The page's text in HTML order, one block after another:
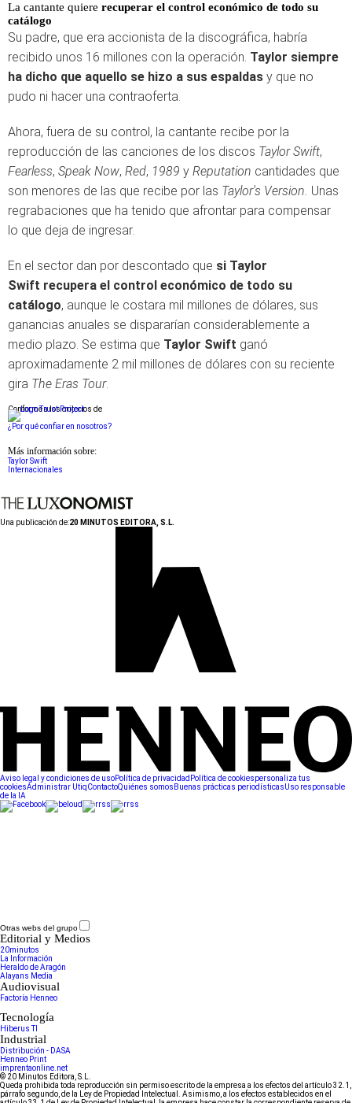
La cantante quiere recuperar el control económico de todo su
catálogo
Su padre, que era accionista de la discográfica, habría
recibido unos 16 millones con la operación. Taylor siempre
ha dicho que aquello se hizo a sus espaldas y que no
pudo ni hacer una contraoferta.
Ahora, fuera de su control, la cantante recibe por la
reproducción de las canciones de los discos Taylor Swift,
Fearless, Speak Now, Red, 1989 y Reputation cantidades que
son menores de las que recibe por las Taylor's Version. Unas
regrabaciones que ha tenido que afrontar para compensar
lo que deja de ingresar.
En el sector dan por descontado que si Taylor
Swift recupera el control económico de todo su
catálogo, aunque le costara mil millones de dólares, sus
ganancias anuales se dispararían considerablemente a
medio plazo. Se estima que Taylor Swift ganó
aproximadamente 2 mil millones de dólares con su reciente
gira The Eras Tour.
Conforme a los criterios de
¿Por qué confiar en nosotros?
Más información sobre:
Taylor Swift
Internacionales
Una publicación de:20 MINUTOS EDITORA, S.L.
Aviso legal y condiciones de usoPolítica de privacidad Política de cookiespersonaliza tus
cookiesAdministrar UtiqContactoQuiénes somos Buenas prácticas periodísticasUso responsable
de la IA
Otras webs del grupo
Editorial y Medios
20minutos
La Información
Heraldo de Aragón
Alayans Media
Audiovisual
Factoría Henneo
Tecnología
Hiberus TI
Industrial
Distribución - DASA
Henneo Print
imprentaonline.net
© 20 Minutos Editora, S.L.
Queda prohibida toda reproducción sin permiso escrito de la empresa a los efectos del artículo 32.1,
párrafo segundo, de la Ley de Propiedad Intelectual. Asimismo, a los efectos establecidos en el